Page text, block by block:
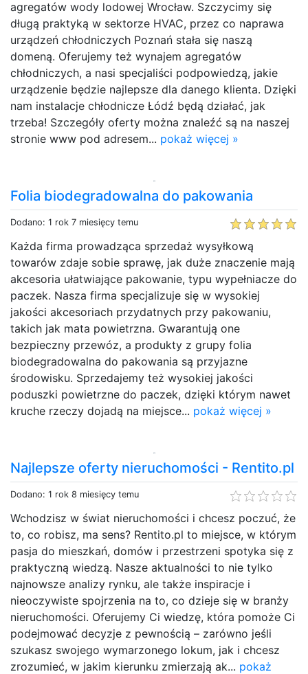
agregatów wody lodowej Wrocław. Szczycimy się
długą praktyką w sektorze HVAC, przez co naprawa
urządzeń chłodniczych Poznań stała się naszą
domeną. Oferujemy też wynajem agregatów
chłodniczych, a nasi specjaliści podpowiedzą, jakie
urządzenie będzie najlepsze dla danego klienta. Dzięki
nam instalacje chłodnicze Łódź będą działać, jak
trzeba! Szczegóły oferty można znaleźć są na naszej
stronie www pod adresem... pokaż więcej »
Folia biodegradowalna do pakowania
Dodano: 1 rok 7 miesięcy temu
Każda firma prowadząca sprzedaż wysyłkową
towarów zdaje sobie sprawę, jak duże znaczenie mają
akcesoria ułatwiające pakowanie, typu wypełniacze do
paczek. Nasza firma specjalizuje się w wysokiej
jakości akcesoriach przydatnych przy pakowaniu,
takich jak mata powietrzna. Gwarantują one
bezpieczny przewóz, a produkty z grupy folia
biodegradowalna do pakowania są przyjazne
środowisku. Sprzedajemy też wysokiej jakości
poduszki powietrzne do paczek, dzięki którym nawet
kruche rzeczy dojadą na miejsce... pokaż więcej »
Najlepsze oferty nieruchomości - Rentito.pl
Dodano: 1 rok 8 miesięcy temu
Wchodzisz w świat nieruchomości i chcesz poczuć, że
to, co robisz, ma sens? Rentito.pl to miejsce, w którym
pasja do mieszkań, domów i przestrzeni spotyka się z
praktyczną wiedzą. Nasze aktualności to nie tylko
najnowsze analizy rynku, ale także inspiracje i
nieoczywiste spojrzenia na to, co dzieje się w branży
nieruchomości. Oferujemy Ci wiedzę, która pomoże Ci
podejmować decyzje z pewnością – zarówno jeśli
szukasz swojego wymarzonego lokum, jak i chcesz
zrozumieć, w jakim kierunku zmierzają ak... pokaż